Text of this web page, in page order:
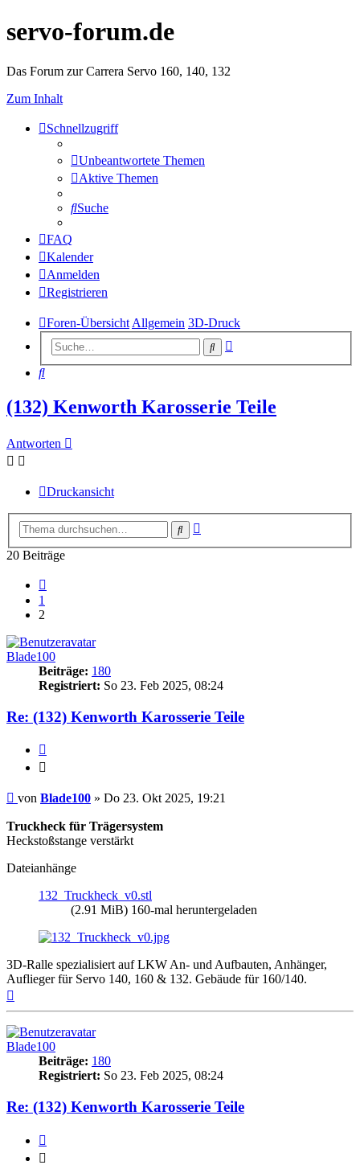
servo-forum.de
Das Forum zur Carrera Servo 160, 140, 132
Zum Inhalt
Schnellzugriff
Unbeantwortete Themen
Aktive Themen
Suche
FAQ
Kalender
Anmelden
Registrieren
Foren-Übersicht Allgemein 3D-Druck
Suche
Suche
(132) Kenworth Karosserie Teile
Antworten
Druckansicht
Suche
20 Beiträge
1
2
Blade100
Beiträge: 180
Registriert: So 23. Feb 2025, 08:24
Re: (132) Kenworth Karosserie Teile
Beitrag
von Blade100 » Do 23. Okt 2025, 19:21
Truckheck für Trägersystem
Heckstoßstange verstärkt
Dateianhänge
132_Truckheck_v0.stl
(2.91 MiB) 160-mal heruntergeladen
3D-Ralle spezialisiert auf LKW An- und Aufbauten, Anhänger,
Auflieger für Servo 140, 160 & 132. Gebäude für 160/140.
Blade100
Beiträge: 180
Registriert: So 23. Feb 2025, 08:24
Re: (132) Kenworth Karosserie Teile